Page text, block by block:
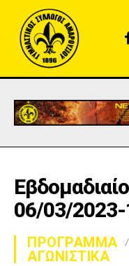
06/03/
ΠΡΟΓΡΑΜΜΑ
ΑΓΩΝΙΣΤΙΚΑ